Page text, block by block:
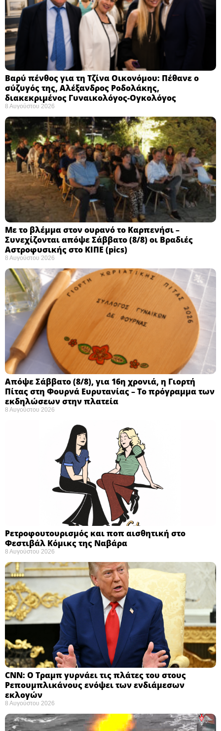
Βαρύ πένθος για τη Τζίνα Οικονόμου: Πέθανε ο
σύζυγός της, Αλέξανδρος Ροδολάκης,
διακεκριμένος Γυναικολόγος-Ογκολόγος
8 Αυγούστου 2026
Με το βλέμμα στον ουρανό το Καρπενήσι –
Συνεχίζονται απόψε Σάββατο (8/8) οι Βραδιές
Αστροφυσικής στο ΚΙΠΕ (pics)
8 Αυγούστου 2026
Απόψε Σάββατο (8/8), για 16η χρονιά, η Γιορτή
Πίτας στη Φουρνά Ευρυτανίας – Το πρόγραμμα των
εκδηλώσεων στην πλατεία
8 Αυγούστου 2026
Ρετροφουτουρισμός και ποπ αισθητική στο
Φεστιβάλ Κόμικς της Ναβάρα ​
8 Αυγούστου 2026
CNN: Ο Τραμπ γυρνάει τις πλάτες του στους
Ρεπουμπλικάνους ενόψει των ενδιάμεσων
εκλογών ​
8 Αυγούστου 2026